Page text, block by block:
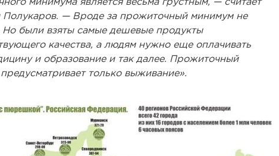
минимума является весьма грустным, — считает
Полукаров. — Вроде за прожиточный минимум не
Но были взяты самые дешевые продукты
качества, а людям нужно еще оплачивать
и образование и так далее. Прожиточный
только выживание».